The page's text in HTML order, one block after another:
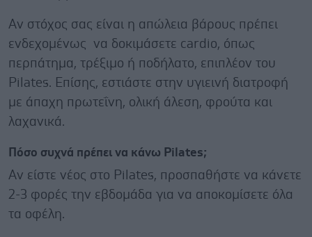
Αν στόχος σας είναι η απώλεια βάρους πρέπει
ενδεχομένως να δοκιμάσετε cardio, όπως
περπάτημα, τρέξιμο ή ποδήλατο, επιπλέον του
Pilates. Επίσης, εστιάστε στην υγιεινή διατροφή
με άπαχη πρωτεΐνη, ολική άλεση, φρούτα και
λαχανικά.
Πόσο συχνά πρέπει να κάνω Pilates;
Αν είστε νέος στο Pilates, προσπαθήστε να κάνετε
2-3 φορές την εβδομάδα για να αποκομίσετε όλα
τα οφέλη.